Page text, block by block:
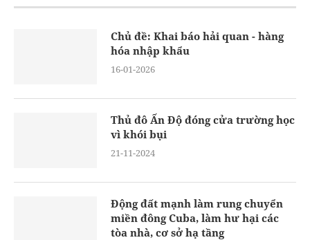
Chủ đề: Khai báo hải quan - hàng
hóa nhập khẩu
16-01-2026
Thủ đô Ấn Độ đóng cửa trường học
vì khói bụi
21-11-2024
Động đất mạnh làm rung chuyển
miền đông Cuba, làm hư hại các
tòa nhà, cơ sở hạ tầng